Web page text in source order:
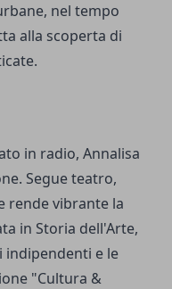
nel tempo
alla scoperta di
in radio, Annalisa
Segue teatro,
rende vibrante la
in Storia dell'Arte,
indipendenti e le
"Cultura &